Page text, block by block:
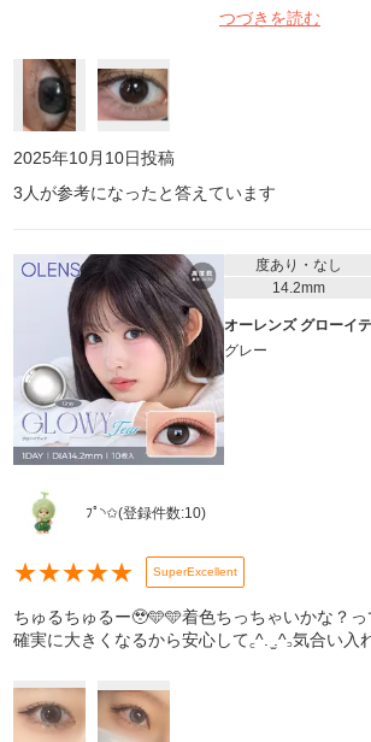
人はフラッシュとか焚くと明るく見えるけど自
る！茶髪でも大丈夫でした🙆左が自然光、右が
す！茶色バージョンも試してみたくなった！目
つづきを読む
2025年10月10日投稿
3 人が参考になったと答えています
度あり・なし
14.2mm
オーレンズ グローイ
グレー
ﾌﾟ︎︎︎︎◝✩(登録件数:10)
★★★★★ SuperExcellent
ちゅるちゅるー🥹🩵🩵着色ちっちゃいかな？
確実に大きくなるから安心して꜀^. ̫.^꜆気合い入